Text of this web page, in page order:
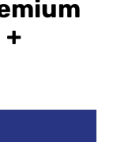
+